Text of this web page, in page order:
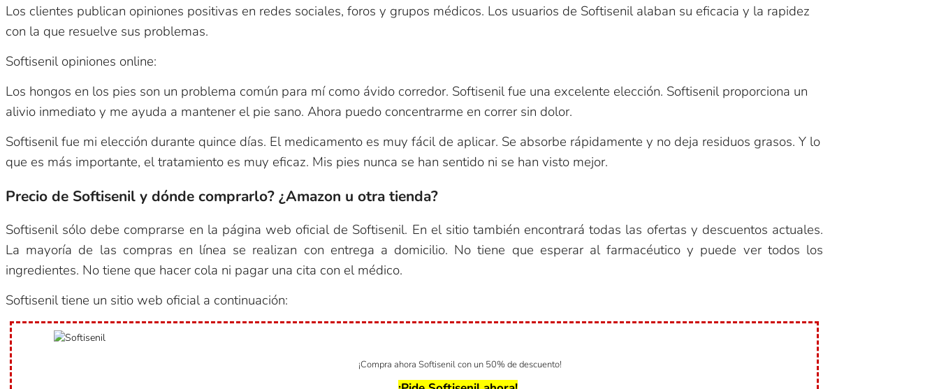
Los clientes publican opiniones positivas en redes sociales, foros y grupos médicos. Los usuarios de Softisenil alaban su eficacia y la rapidez
con la que resuelve sus problemas.
Softisenil opiniones online:
Los hongos en los pies son un problema común para mí como ávido corredor. Softisenil fue una excelente elección. Softisenil proporciona un
alivio inmediato y me ayuda a mantener el pie sano. Ahora puedo concentrarme en correr sin dolor.
Softisenil fue mi elección durante quince días. El medicamento es muy fácil de aplicar. Se absorbe rápidamente y no deja residuos grasos. Y lo
que es más importante, el tratamiento es muy eficaz. Mis pies nunca se han sentido ni se han visto mejor.
Precio de Softisenil y dónde comprarlo? ¿Amazon u otra tienda?
Softisenil sólo debe comprarse en la página web oficial de Softisenil. En el sitio también encontrará todas las ofertas y descuentos actuales.
La mayoría de las compras en línea se realizan con entrega a domicilio. No tiene que esperar al farmacéutico y puede ver todos los
ingredientes. No tiene que hacer cola ni pagar una cita con el médico.
Softisenil tiene un sitio web oficial a continuación:
¡Compra ahora Softisenil con un 50% de descuento!